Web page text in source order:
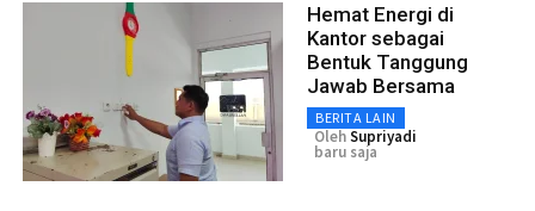
Hemat Energi di
Kantor sebagai
Bentuk Tanggung
Jawab Bersama
BERITA LAIN
OlehSupriyadi
baru saja